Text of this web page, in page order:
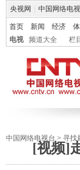
央视网 中国网络电
首页 新闻 经济
电视
频道大全 栏
中国网络电视台 > 寻找
[视频]